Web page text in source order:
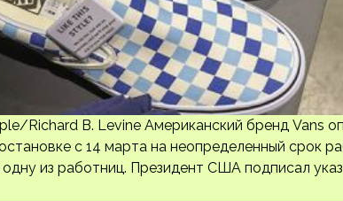
Richard B. Levine Американский бренд Vans
с 14 марта на неопределенный срок
из работниц. Президент США подписал